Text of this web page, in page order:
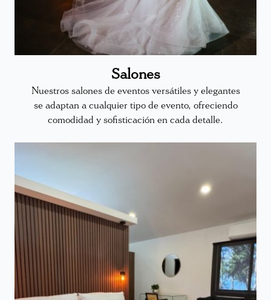
Salones
Nuestros salones de eventos versátiles y elegantes
se adaptan a cualquier tipo de evento, ofreciendo
comodidad y sofisticación en cada detalle.